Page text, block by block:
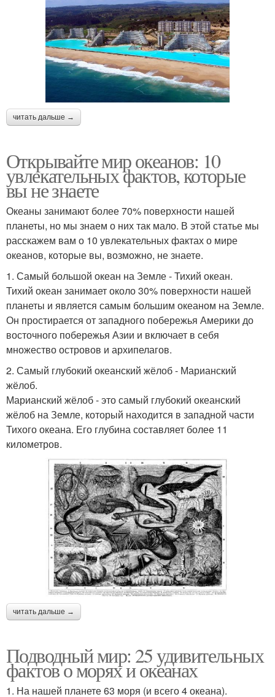
читать дальше →
Открывайте мир океанов: 10
увлекательных фактов, которые
вы не знаете
Океаны занимают более 70% поверхности нашей
планеты, но мы знаем о них так мало. В этой статье мы
расскажем вам о 10 увлекательных фактах о мире
океанов, которые вы, возможно, не знаете.
1. Самый большой океан на Земле - Тихий океан.
Тихий океан занимает около 30% поверхности нашей
планеты и является самым большим океаном на Земле.
Он простирается от западного побережья Америки до
восточного побережья Азии и включает в себя
множество островов и архипелагов.
2. Самый глубокий океанский жёлоб - Марианский
жёлоб.
Марианский жёлоб - это самый глубокий океанский
жёлоб на Земле, который находится в западной части
Тихого океана. Его глубина составляет более 11
километров.
читать дальше →
Подводный мир: 25 удивительных
фактов о морях и океанах
1. На нашей планете 63 моря (и всего 4 океана).